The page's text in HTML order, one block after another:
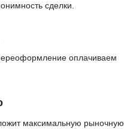
сделки.
оплачиваем
максимальную рыночную